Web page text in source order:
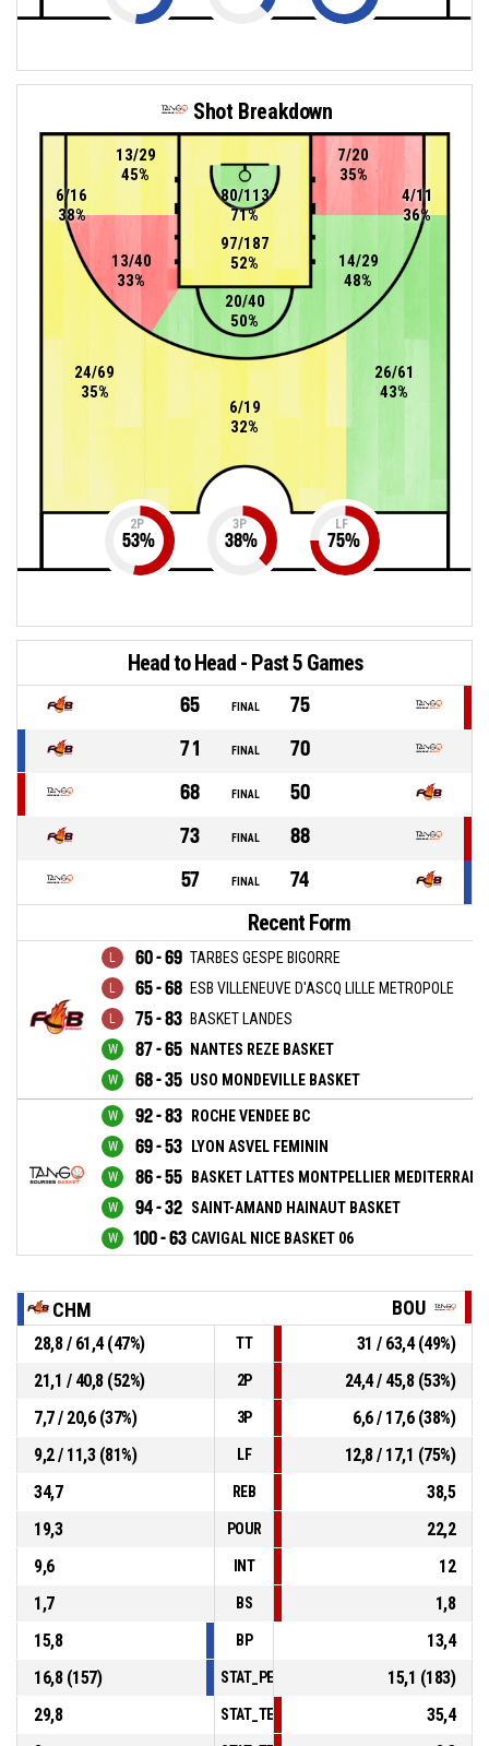
Shot Breakdown
20/40
50%
13/40
33%
13/29
45%
14/29
48%
7/20
35%
97/187
52%
80/113
71%
6/19
32%
24/69
35%
6/16
38%
26/61
43%
4/11
36%
2P
53%
3P
38%
LF
75%
Head to Head - Past 5 Games
65 FINAL
75
71
FINAL
70
68
FINAL
50
73
FINAL
88
57
FINAL 74
Recent Form
60 - 69 TARBES GESPE BIGORRE
65 - 68 ESB VILLENEUVE D'ASCQ LILLE METROPOLE
75 - 83 BASKET LANDES
87 - 65 NANTES REZE BASKET
68 - 35 USO MONDEVILLE BASKET
92 - 83 ROCHE VENDEE BC
69 - 53 LYON ASVEL FEMININ
86 - 55 BASKET LATTES MONTPELLIER
94 - 32 SAINT-AMAND HAINAUT BASKET
100 - 63 CAVIGAL NICE BASKET 06
CHM BOU
28,8 / 61,4 (47%) TT
31 / 63,4 (49%)
21,1 / 40,8 (52%)
2P
24,4 / 45,8 (53%)
7,7 / 20,6 (37%)
3P
6,6 / 17,6 (38%)
9,2 / 11,3 (81%)
LF
12,8 / 17,1 (75%)
34,7
REB
38,5
19,3
POUR
22,2
9,6
INT
12
1,7
BS
1,8
15,8
BP
13,4
16,8 (157)
15,1 (183)
29,8
35,4